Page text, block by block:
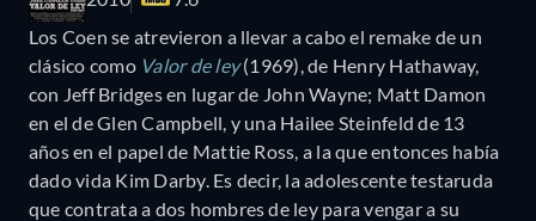
Los Coen se atrevieron a llevar a cabo el remake de un
clásico como Valor de ley(1969), de Henry Hathaway,
con Jeff Bridges en lugar de John Wayne; Matt Damon
en el de Glen Campbell, y una Hailee Steinfeld de 13
años en el papel de Mattie Ross, a la que entonces había
dado vida Kim Darby. Es decir, la adolescente testaruda
que contrata a dos hombres de ley para vengar a su